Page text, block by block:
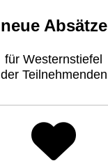
neue Absätze
für Westernstiefel
der Teilnehmenden